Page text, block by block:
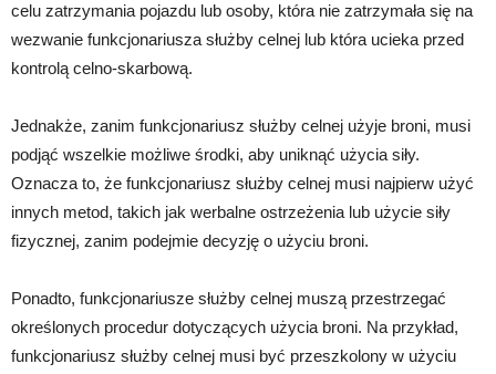
celu zatrzymania pojazdu lub osoby, która nie zatrzymała się na
wezwanie funkcjonariusza służby celnej lub która ucieka przed
kontrolą celno-skarbową.
Jednakże, zanim funkcjonariusz służby celnej użyje broni, musi
podjąć wszelkie możliwe środki, aby uniknąć użycia siły.
Oznacza to, że funkcjonariusz służby celnej musi najpierw użyć
innych metod, takich jak werbalne ostrzeżenia lub użycie siły
fizycznej, zanim podejmie decyzję o użyciu broni.
Ponadto, funkcjonariusze służby celnej muszą przestrzegać
określonych procedur dotyczących użycia broni. Na przykład,
funkcjonariusz służby celnej musi być przeszkolony w użyciu